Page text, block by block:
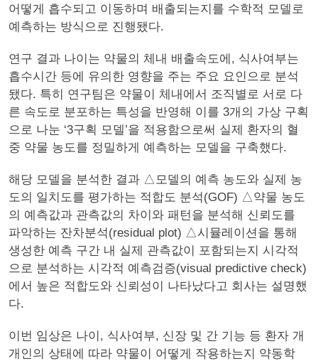
어떻게 흡수되고 이동하며 배출되는지를 수학적 모델로
예측하는 방식으로 진행됐다.
연구 결과 나이는 약물의 체내 배출속도에, 식사여부는
흡수시간 등에 유의한 영향을 주는 주요 요인으로 분석
됐다. 특히 연구팀은 약물이 체내에서 조직별로 서로 다
른 속도로 분포하는 특성을 반영해 이를 3개의 가상 구획
으로 나눈 ‘3구획 모델’을 적용함으로써 실제 환자의 혈
중 약물 농도를 정밀하게 예측하는 모델을 구축했다.
해당 모델을 분석한 결과 △모델의 예측 농도와 실제 농
도의 일치도를 평가하는 적합도 분석(GOF) △약물 농도
의 예측값과 관측값의 차이와 패턴을 분석해 신뢰도를
파악하는 잔차분석(residual plot) △시뮬레이션을 통해
생성한 예측 구간 내 실제 관측값이 포함되는지 시각적
으로 분석하는 시각적 예측검증(visual predictive check)
에서 높은 적합도와 신뢰성이 나타났다고 회사는 설명했
다.
이번 임상은 나이, 식사여부, 신장 및 간 기능 등 환자 개
개인의 상태에 따라 약물이 어떻게 작용하는지 약동학